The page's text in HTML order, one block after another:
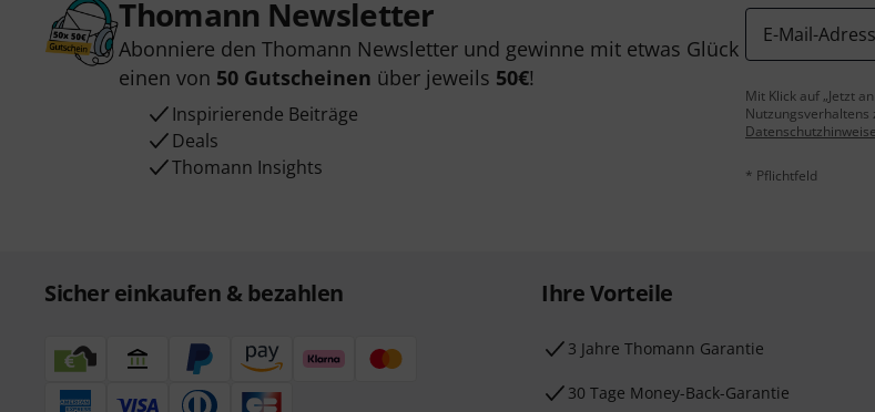
Thomann Newsletter
Abonniere den Thomann Newsletter und gewinne mit etwas Glück
einen von 50 Gutscheinen über jeweils 50€!
Inspirierende Beiträge
Deals
Thomann Insights
E-Mail-
Mit Klick auf „Jetzt
Nutzungsverhaltens
* Pflichtfeld
Sicher einkaufen & bezahlen Ihre Vorteile
3 Jahre Thomann Garantie
30 Tage Money-Back-Garantie